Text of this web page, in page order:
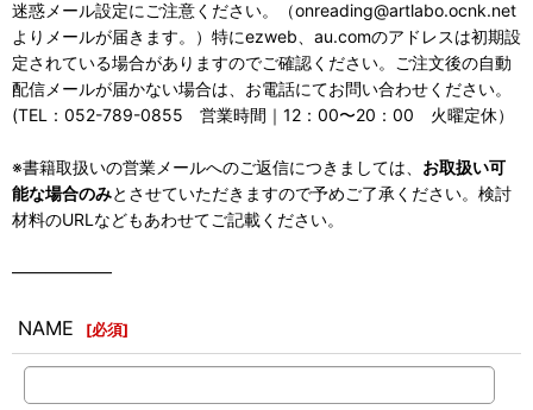
迷惑メール設定にご注意ください。（onreading@artlabo.ocnk.net
よりメールが届きます。）特にezweb、au.comのアドレスは初期設
定されている場合がありますのでご確認ください。ご注文後の自動
配信メールが届かない場合は、お電話にてお問い合わせください。
(TEL：052-789-0855 営業時間｜12：00〜20：00 火曜定休）
※書籍取扱いの営業メールへのご返信につきましては、 お取扱い可
能な場合のみとさせていただきますので予めご了承ください。検討
材料のURLなどもあわせてご記載ください。
――――――
NAME [必須]